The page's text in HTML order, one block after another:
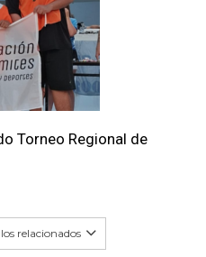
Torneo Regional de
relacionados